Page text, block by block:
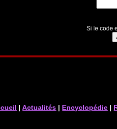
Si le code
|Actualités | Encyclopédie |